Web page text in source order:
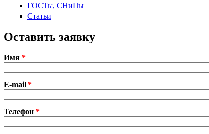
ГОСТы, СНиПы
Статьи
Оставить заявку
Имя *
E-mail *
Телефон *